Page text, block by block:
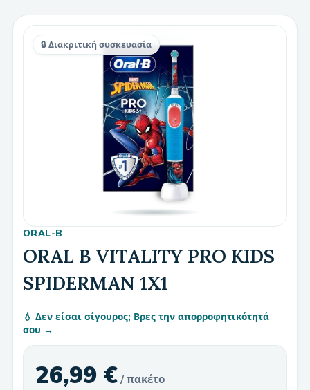
🔒 Διακριτική συσκευασία
ORAL-B
ORAL B VITALITY PRO KIDS
SPIDERMAN 1X1
💧 Δεν είσαι σίγουρος; Βρες την απορροφητικότητά
σου →
26,99 € / πακέτο